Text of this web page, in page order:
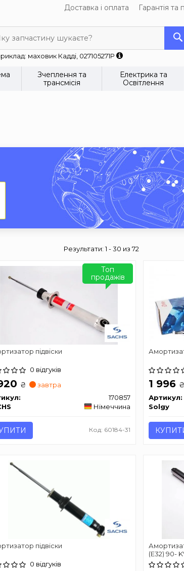
Доставка і оплата Гарантія
запчастину шукаєте?
маховик Кадді, 027105271P
Зчеплення та
трансмісія
Електрика та
Освітлення
Результати:1 - 30 из 72
підвіски
0 відгуків
₴
завтра
170857
Німеччина
Код: 60184-31
Топ
продажів
1 996 ₴
Артикул:
Solgy
підвіски
0 відгуків
(E32) 90-